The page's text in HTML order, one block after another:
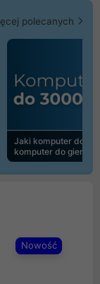
polecanych
Jaki komputer do
komputer do gier |
Nowość